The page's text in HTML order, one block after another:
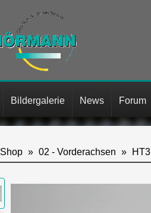
Bildergalerie News Forum
Shop 02 - Vorderachsen HT3